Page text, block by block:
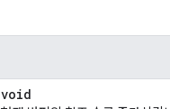
void